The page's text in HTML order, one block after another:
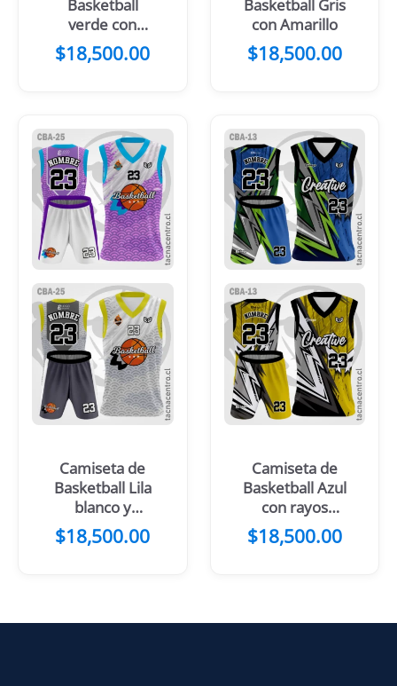
Basketball
verde con
franjas blancas
$18,500.00
Basketball Gris
con Amarillo
$18,500.00
Camiseta de
Basketball Lila
blanco y
mangas
celestes
$18,500.00
Camiseta de
Basketball Azul
con rayos
verdes
$18,500.00